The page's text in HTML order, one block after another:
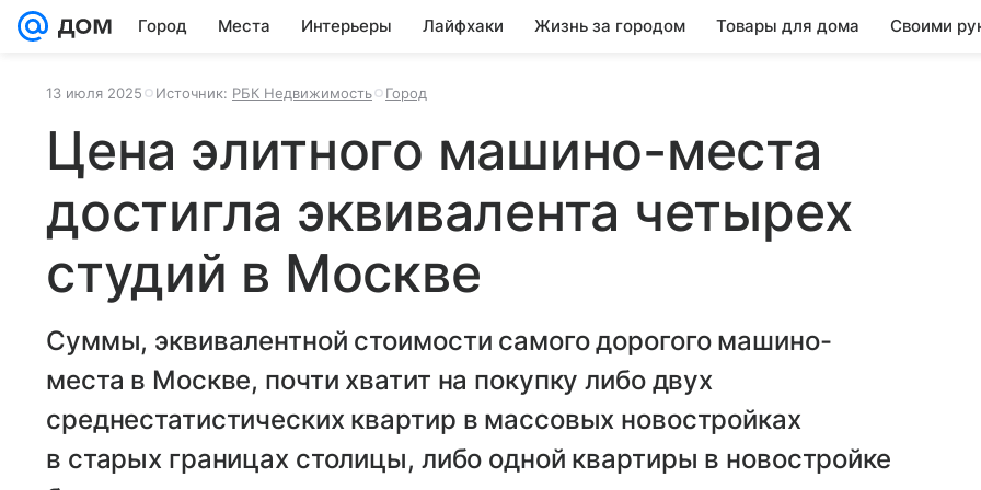
Город Места Интерьеры Лайфхаки Жизнь за городом Товары для дома Своими
13 июля 2025 Источник: РБК Недвижимость Город
Цена элитного машино-места
достигла эквивалента четырех
студий в Москве
Суммы, эквивалентной стоимости самого дорогого машино-
места в Москве, почти хватит на покупку либо двух
среднестатистических квартир в массовых новостройках
в старых границах столицы, либо одной квартиры в новостройке